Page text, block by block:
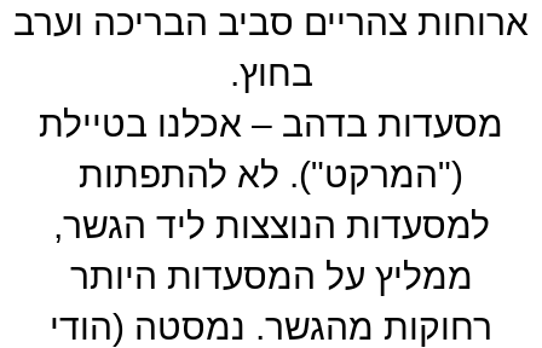
ארוחות צהריים סביב הבריכה וערב
בחוץ.
מסעדות בדהב – אכלנו בטיילת
("המרקט"). לא להתפתות
למסעדות הנוצצות ליד הגשר,
ממליץ על המסעדות היותר
רחוקות מהגשר. נמסטה (הודי